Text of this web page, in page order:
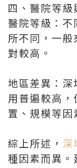
四、醫院等級
醫院等級：
所不同，一
對較高。
地區差異：
用普遍較高
置、規模等因
綜上所述， 深
種因素而異。